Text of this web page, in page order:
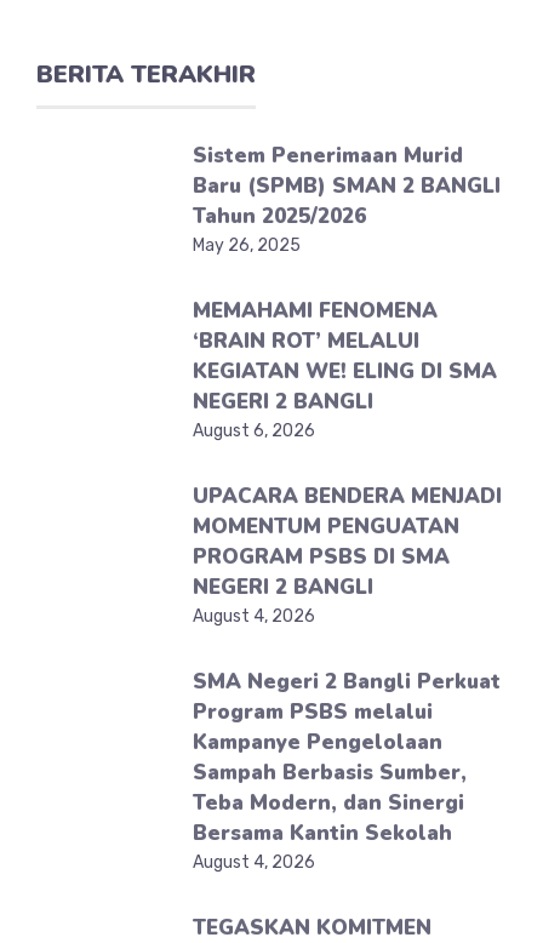
BERITA TERAKHIR
Sistem Penerimaan Murid
Baru (SPMB) SMAN 2 BANGLI
Tahun 2025/2026
May 26, 2025
MEMAHAMI FENOMENA
‘BRAIN ROT’ MELALUI
KEGIATAN WE! ELING DI SMA
NEGERI 2 BANGLI
August 6, 2026
UPACARA BENDERA MENJADI
MOMENTUM PENGUATAN
PROGRAM PSBS DI SMA
NEGERI 2 BANGLI
August 4, 2026
SMA Negeri 2 Bangli Perkuat
Program PSBS melalui
Kampanye Pengelolaan
Sampah Berbasis Sumber,
Teba Modern, dan Sinergi
Bersama Kantin Sekolah
August 4, 2026
TEGASKAN KOMITMEN